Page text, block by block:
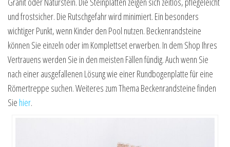
und frostsicher. Die Rutschgefahr wird minimiert. Ein besonders
wichtiger Punkt, wenn Kinder den Pool nutzen. Beckenrandsteine
können Sie einzeln oder im Komplettset erwerben. In dem Shop Ihres
Vertrauens werden Sie in den meisten Fällen fündig. Auch wenn Sie
nach einer ausgefallenen Lösung wie einer Rundbogenplatte für eine
Römertreppe suchen. Weiteres zum Thema Beckenrandsteine finden
Sie hier.